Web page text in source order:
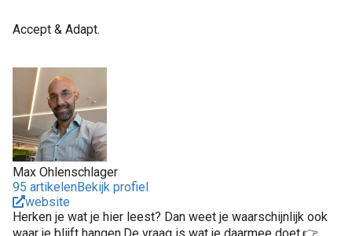
Accept & Adapt.
Max Ohlenschlager
95 artikelenBekijk profiel
website
Herken je wat je hier leest? Dan weet je waarschijnlijk ook
waar je blijft hangen.De vraag is wat je daarmee doet.👉